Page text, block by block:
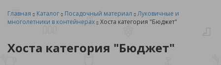
Главная Каталог Посадочный материал
Луковичные и
многолетники в контейнерах
Хоста категория "Бюджет"
Хоста категория "Бюджет"